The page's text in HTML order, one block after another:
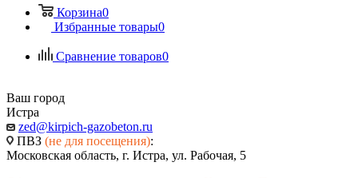
Корзина0
Избранные товары0
Сравнение товаров0
Ваш город
Истра
zed@kirpich-gazobeton.ru
ПВЗ (не для посещения):
Московская область, г. Истра, ул. Рабочая, 5